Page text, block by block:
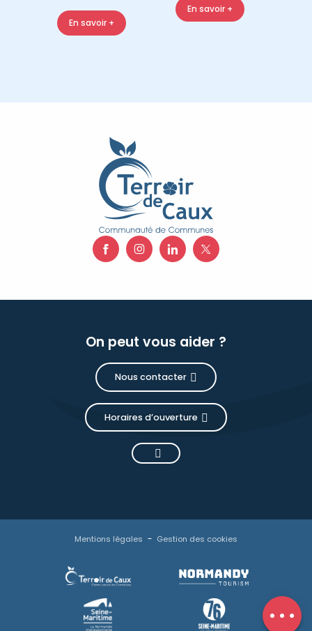
Avis
En savoir +
En savoir +
On peut vous aider ?
Nous contacter
Horaires d’ouverture
Mentions légales Gestion des cookies